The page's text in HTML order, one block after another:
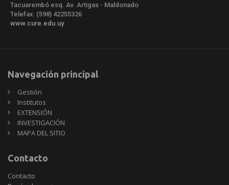
Tacuarembó esq. Av. Artigas - Maldonado
Telefax: (598) 42255326
www.cure.edu.uy
Navegación principal
Gestión
Institutos
EXTENSIÓN
INVESTIGACIÓN
MAPA DEL SITIO
Contacto
Contacto